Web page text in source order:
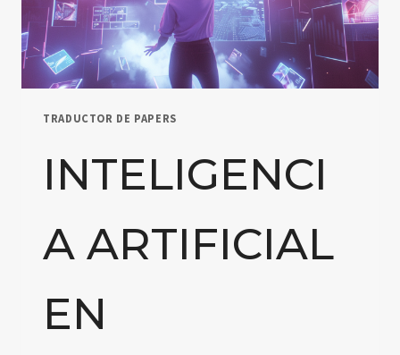
Y
DESAFÍOS
TRADUCTOR DE PAPERS
INTELIGENCI
A ARTIFICIAL
EN